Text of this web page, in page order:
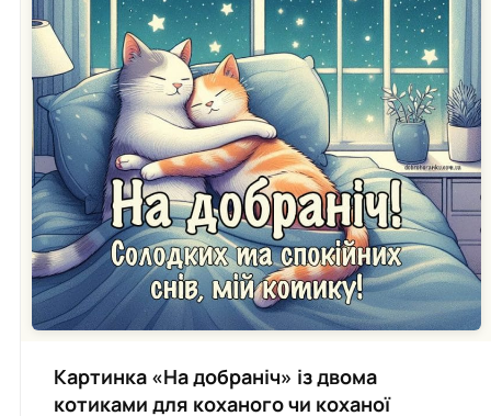
Картинка «На добраніч» із двома
котиками для коханого чи коханої